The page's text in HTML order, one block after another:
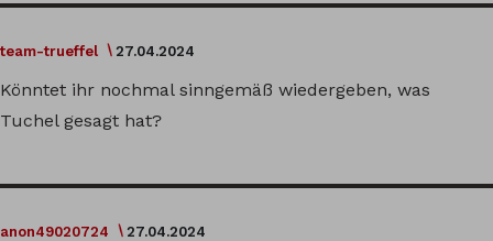
team-trueffel 27.04.2024
Könntet ihr nochmal sinngemäß wiedergeben, was
Tuchel gesagt hat?
anon49020724 27.04.2024